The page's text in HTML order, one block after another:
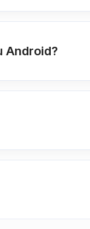
Android?